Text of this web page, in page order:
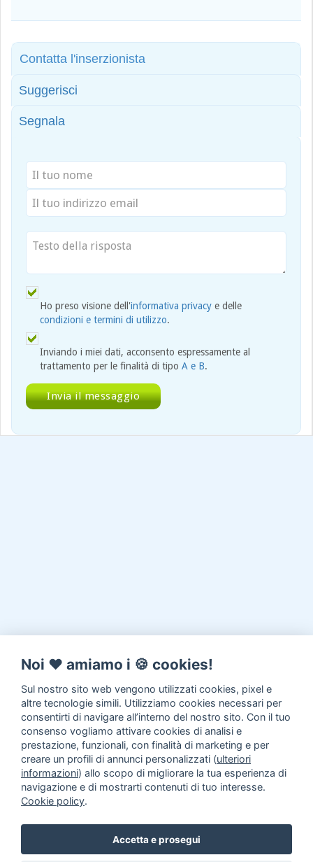
Contatta l'inserzionista
Suggerisci
Segnala
Ho preso visione dell'informativa privacy e delle
condizioni e termini di utilizzo.
Inviando i miei dati, acconsento espressamente al
trattamento per le finalità di tipo A e B.
Noi ♥️ amiamo i 🍪 cookies!
Sul nostro sito web vengono utilizzati cookies, pixel e
altre tecnologie simili. Utilizziamo cookies necessari per
consentirti di navigare all’interno del nostro sito. Con il tuo
consenso vogliamo attivare cookies di analisi e
prestazione, funzionali, con finalità di marketing e per
creare un profili di annunci personalizzati (ulteriori
informazioni) allo scopo di migliorare la tua esperienza di
navigazione e di mostrarti contenuti di tuo interesse.
Cookie policy.
Accetta e prosegui